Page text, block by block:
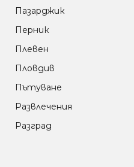
Пазарджик
Перник
Плевен
Пловдив
Пътуване
Развлечения
Разград